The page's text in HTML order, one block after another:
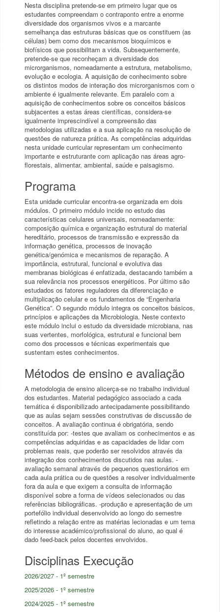
Nesta disciplina pretende-se em primeiro lugar que os
estudantes compreendam o contraponto entre a enorme
diversidade dos organismos vivos e a marcante
semelhança das estruturas básicas que os constituem (as
células) bem como dos mecanismos bioquímicos e
biofísicos que possibilitam a vida. Subsequentemente,
pretende-se que reconheçam a diversidade dos
microrganismos, nomeadamente a estrutura, metabolismo,
evolução e ecologia. A aquisição de conhecimento sobre
os distintos modos de interação dos microrganismos com o
ambiente é igualmente relevante. Em paralelo com a
aquisição de conhecimentos sobre os conceitos básicos
subjacentes a estas áreas científicas, considera-se
igualmente imprescindível a compreensão das
metodologias utilizadas e a sua aplicação na resolução de
questões de natureza prática. As competências adquiridas
nesta unidade curricular representam um conhecimento
importante e estruturante com aplicação nas áreas agro-
florestais, alimentar, ambiental, saúde e paisagismo.
Programa
Esta unidade curricular encontra-se organizada em dois
módulos. O primeiro módulo incide no estudo das
características celulares universais, nomeadamente:
composição química e organização estrutural do material
hereditário, processos de transmissão e expressão da
informação genética, processos de inovação
genética/genómica e mecanismos de reparação. A
importância, estrutural, funcional e evolutiva das
membranas biológicas é enfatizada, destacando também a
sua relevância nos processos energéticos. Por último são
estudados os fatores reguladores da diferenciação e
multiplicação celular e os fundamentos de “Engenharia
Genética”. O segundo módulo integra os conceitos básicos,
princípios e aplicações da Microbiologia. Neste contexto
este módulo inclui o estudo da diversidade microbiana, nas
suas vertentes, morfológica, estrutural e funcional bem
como dos processos e técnicas experimentais que
sustentam estes conhecimentos.
Métodos de ensino e avaliação
A metodologia de ensino alicerça-se no trabalho individual
dos estudantes. Material pedagógico associado a cada
temática é disponibilizado antecipadamente possibilitando
que as aulas sejam sessões construtivas de discussão de
conceitos. A avaliação continua é obrigatória, sendo
constituída por: -testes que avaliam os conhecimentos e as
competências adquiridas e as capacidades de lidar com
problemas reais, que poderão ser resolvidos através da
integração dos conhecimentos discutidos nas aulas. -
avaliação semanal através de pequenos questionários em
cada aula prática ou de questões a resolver individualmente
fora da aula e que exigem a consulta de informação
disponível sobre a forma de vídeos selecionados ou das
referências bibliográficas. -produção e apresentação de um
portefólio individual desenvolvido ao longo do semestre
refletindo a relação entre as matérias lecionadas e um tema
do interesse académico/profissional do aluno, ao qual é
dado feed-back pelos docentes envolvidos.
Disciplinas Execução
2026/2027 - 1º semestre
2025/2026 - 1º semestre
2024/2025 - 1º semestre